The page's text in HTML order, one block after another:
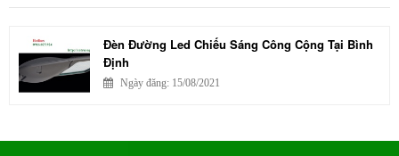
Đèn Đường Led Chiếu Sáng Công Cộng Tại Bình
Định
Ngày đăng: 15/08/2021